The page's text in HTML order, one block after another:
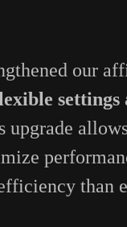
our
settings
upgrade
than